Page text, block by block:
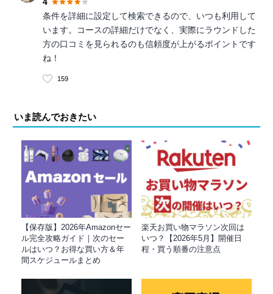
条件を詳細に設定して検索できるので、いつも利用して
います。コースの詳細だけでなく、実際にラウンドした
方の口コミを見られるのも信頼度が上がるポイントです
ね！
159
いま読んでおきたい
【保存版】2026年Amazonセー
ル完全攻略ガイド｜次のセー
ルはいつ？お得な買い方＆年
間スケジュールまとめ
楽天お買い物マラソン次回は
いつ？【2026年5月】開催日
程・買う順番の注意点